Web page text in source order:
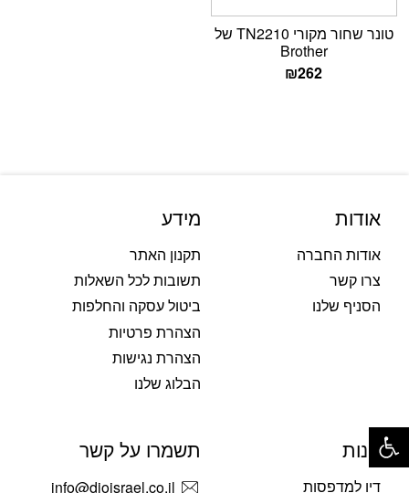
טונר שחור מקורי TN2210 של
Brother
₪262
אודות
אודות החברה
צרו קשר
הסניף שלנו
מידע
תקנון האתר
תשובות לכל השאלות
ביטול עסקה והחלפות
הצהרת פרטיות
הצהרת נגישות
הבלוג שלנו
חנות
דיו למדפסות
תשמרו על קשר
info@dioisrael.co.il
פתח סרגל נגישות